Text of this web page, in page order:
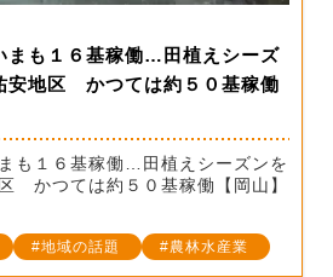
まも１６基稼働…田植えシーズ
安地区 かつては約５０基稼働
も１６基稼働…田植えシーズンを
かつては約５０基稼働【岡山】
地域の話題 農林水産業